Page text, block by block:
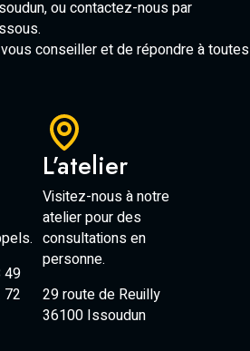
ou contactez-nous par
conseiller et de répondre à toutes
49
72
L’atelier
Visitez-nous à notre
atelier pour des
consultations en
personne.
29 route de Reuilly
36100 Issoudun